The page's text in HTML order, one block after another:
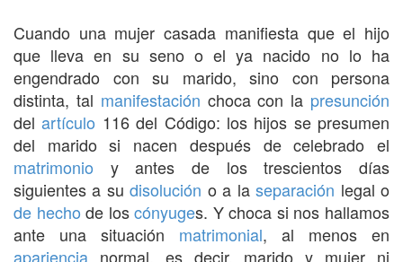
Cuando una mujer casada manifiesta que el hijo
que lleva en su seno o el ya nacido no lo ha
engendrado con su marido, sino con persona
distinta, tal manifestación choca con la presunción
delartículo 116 del Código: los hijos se presumen
del marido si nacen después de celebrado el
matrimonio y antes de los trescientos días
siguientes a sudisolución o a laseparación legal o
de hecho de loscónyuges. Y choca si nos hallamos
ante una situación matrimonial, al menos en
apariencia normal, es decir, marido y mujer ni